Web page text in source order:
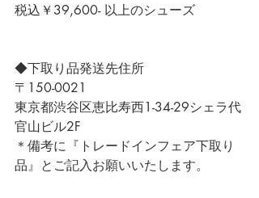
税込￥39,600- 以上のシューズ
◆下取り品発送先住所
〒150-0021
東京都渋谷区恵比寿西1-34-29シェラ代
官山ビル2F
＊備考に『トレードインフェア下取り
品』とご記入お願いいたします。